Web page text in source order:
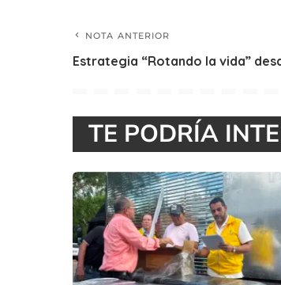
NOTA ANTERIOR
Estrategia “Rotando la vida”
TE PODRÍA